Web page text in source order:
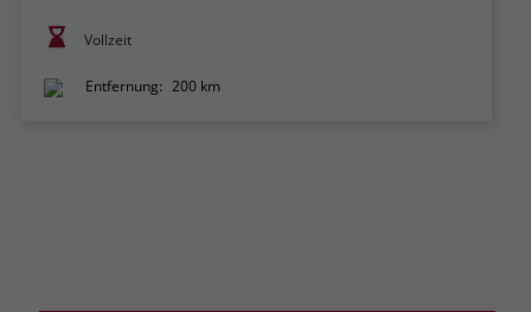
Vollzeit
Entfernung: 200 km